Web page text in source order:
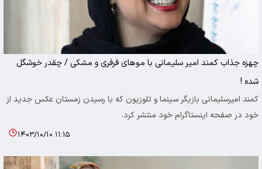
چهزه جذاب کمند امیر سلیمانی با موهای فرفری و مشکی / چقدر خوشگل
شده !
کمند امیرسلیمانی بازیگر سینما و تلوزیون که با رسیدن زمستان عکس جدید از
خود در صفحه اینستاگرام خود منتشر کرد.
۱۴۰۳/۱۰/۱۰ ۱۱:۱۵